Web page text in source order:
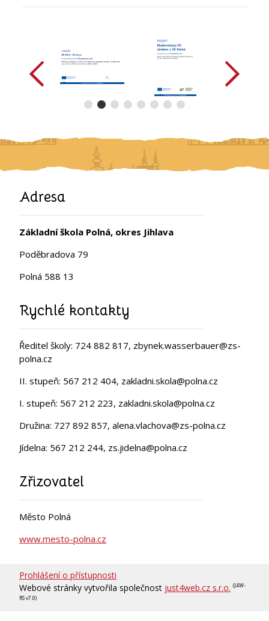
Adresa
Základní škola Polná, okres Jihlava
Poděbradova 79
Polná 588 13
Rychlé kontakty
Ředitel školy: 724 882 817, zbynek.wasserbauer@zs-
polna.cz
II. stupeň: 567 212 404, zakladni.skola@polna.cz
I. stupeň: 567 212 223, zakladni.skola@polna.cz
Družina: 727 892 857, alena.vlachova@zs-polna.cz
Jídelna: 567 212 244, zs.jidelna@polna.cz
Zřizovatel
Město Polná
www.mesto-polna.cz
Prohlášení o přístupnosti
Webové stránky vytvořila společnost just4web.cz s.r.o. (J4W-
RS v7.0)